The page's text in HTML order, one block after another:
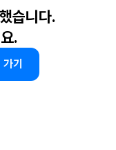
습니다.
.
기